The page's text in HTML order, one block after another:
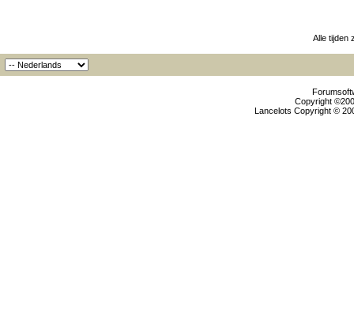
Alle tijden
Copyright
Lancelots Copyright ©